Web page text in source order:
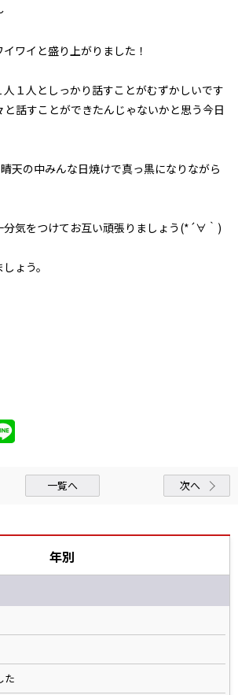
ワイと盛り上がりました！
１人としっかり話すことがむずかしいです
話すことができたんじゃないかと思う今日
天の中みんな日焼けで真っ黒になりながら
分気をつけてお互い頑張りましょう(*´∀｀)
ょう。
一覧へ 次へ
年別
た